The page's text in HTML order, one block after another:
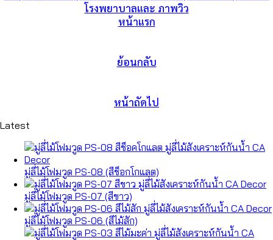
โรงพยาบาลและ ภาพวิว
หน้าแรก
ย้อนกลับ
หน้าถัดไป
Latest
มู่ลี่ไม้โฟมวูด PS-08 (สีช็อกโกแลต)
มู่ลี่ไม้โฟมวูด PS-07 (สีขาว)
มู่ลี่ไม้โฟมวูด PS-06 (สีไม้สัก)